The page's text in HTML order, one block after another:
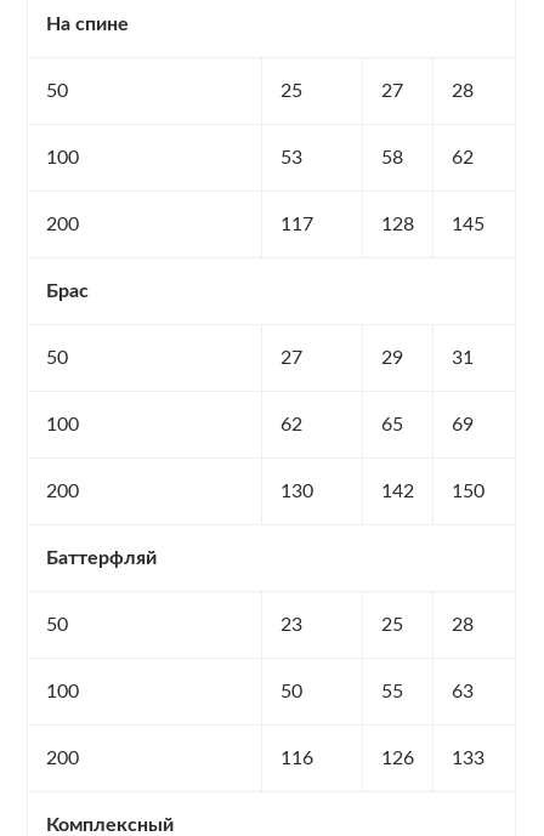
На спине
50 25 27 28
100 53 58 62
200 117 128 145
Брас
50 27 29 31
100 62 65 69
200 130 142 150
Баттерфляй
50 23 25 28
100 50 55 63
200 116 126 133
Комплексный